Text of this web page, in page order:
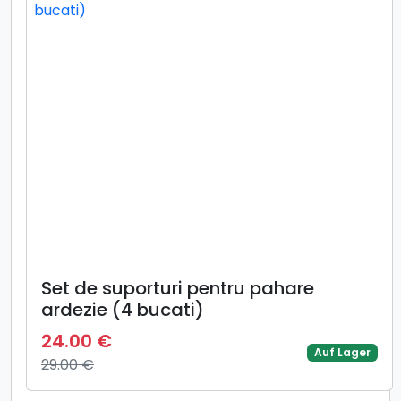
Set de suporturi pentru pahare
ardezie (4 bucati)
24.00 €
29.00 €
Auf Lager